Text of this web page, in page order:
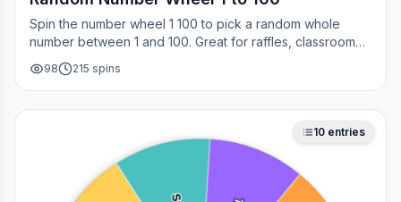
Spin the number wheel 1 100 to pick a random whole
number between 1 and 100. Great for raffles, classroom
draws, picking a page, choosing a winner, or any time
you need a fair number on the spot.
98 215 spins
10 entries